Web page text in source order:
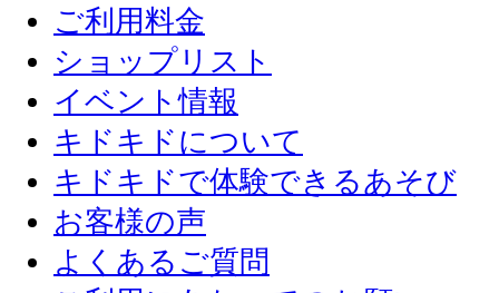
ご利用料金
ショップリスト
イベント情報
キドキドについて
キドキドで体験できるあそび
お客様の声
よくあるご質問